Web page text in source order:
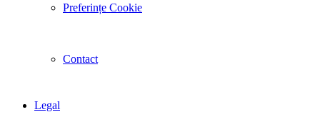
Preferințe Cookie
Contact
Legal